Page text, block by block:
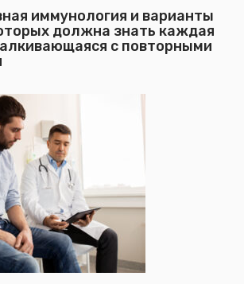
иммунология и варианты
должна знать каждая
с повторными